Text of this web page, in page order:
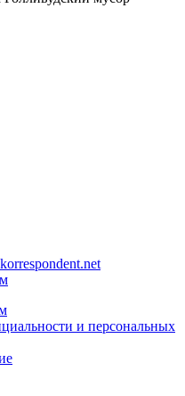
и персональных